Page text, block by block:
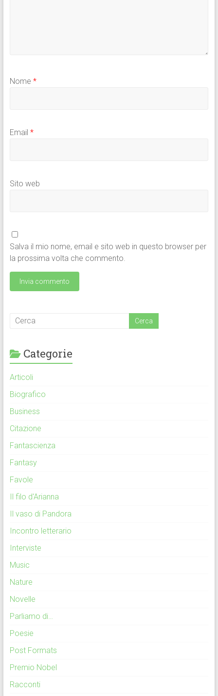
Nome *
Email *
Sito web
Salva il mio nome, email e sito web in questo browser per
la prossima volta che commento.
Categorie
Articoli
Biografico
Business
Citazione
Fantascienza
Fantasy
Favole
Il filo d'Arianna
Il vaso di Pandora
Incontro letterario
Interviste
Music
Nature
Novelle
Parliamo di…
Poesie
Post Formats
Premio Nobel
Racconti